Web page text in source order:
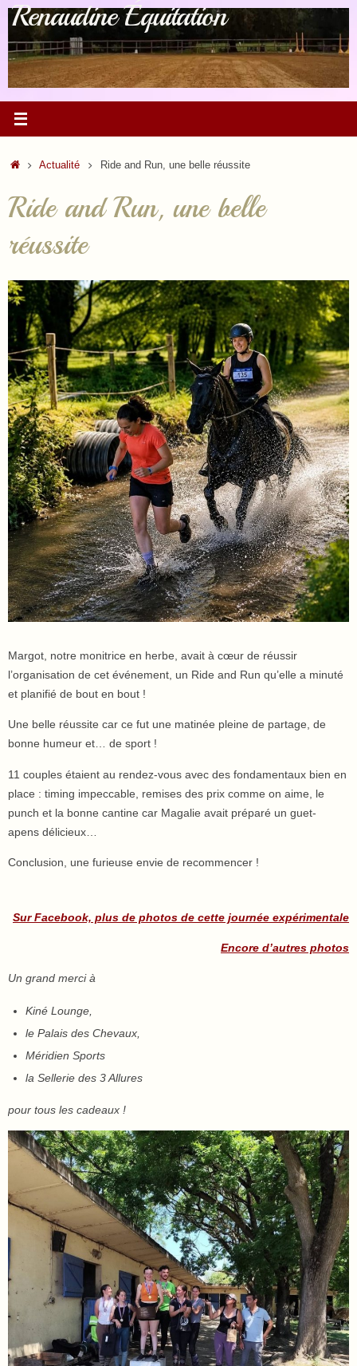
Passer
contenu
Renaudine Équitation
Accueil
Actualité Ride and Run, une belle réussite
Ride and Run, une belle
réussite
Margot, notre monitrice en herbe, avait à cœur de réussir
l’organisation de cet événement, un Ride and Run qu’elle a minuté
et planifié de bout en bout !
Une belle réussite car ce fut une matinée pleine de partage, de
bonne humeur et… de sport !
11 couples étaient au rendez-vous avec des fondamentaux bien en
place : timing impeccable, remises des prix comme on aime, le
punch et la bonne cantine car Magalie avait préparé un guet-
apens délicieux…
Conclusion, une furieuse envie de recommencer !
Sur Facebook, plus de photos de cette journée expérimentale
Encore d’autres photos
Un grand merci à
Kiné Lounge,
le Palais des Chevaux,
Méridien Sports
la Sellerie des 3 Allures
pour tous les cadeaux !